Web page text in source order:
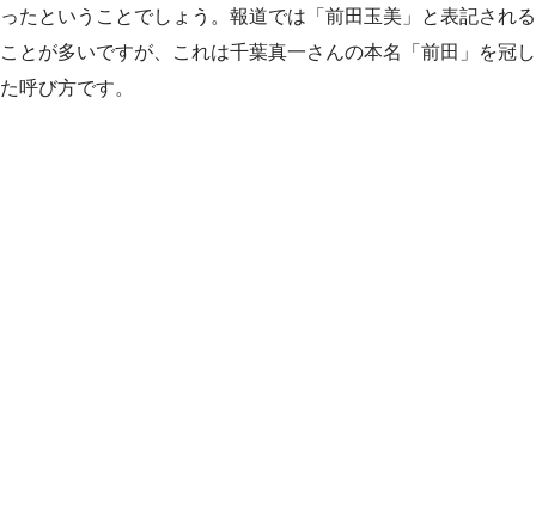
ったということでしょう。報道では「前田玉美」と表記される
ことが多いですが、これは千葉真一さんの本名「前田」を冠し
た呼び方です。